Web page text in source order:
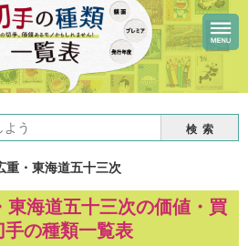
検索
重・東海道五十三次
東海道五十三次の価値・買
の種類一覧表